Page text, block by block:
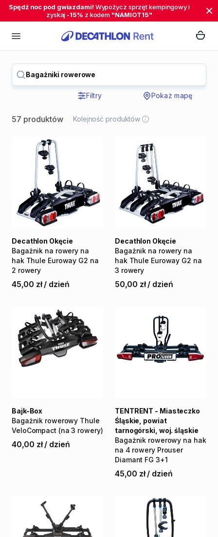
Spędź noc pod gwiazdami! Wypożycz sprzęt kempingowy i
zyskaj -15% z kodem "NAMIOT15"
Bagażniki rowerowe
Filtry Pokaż mapę
57 produktów Kolejność produktów
Bagażnik na rowery na
hak Thule Euroway G2 na
2 rowery
Decathlon Okęcie
45,00 zł / dzień
Bagażnik na rowery na
hak Thule Euroway G2 na
3 rowery
Decathlon Okęcie
50,00 zł / dzień
Bagażnik rowerowy Thule
VeloCompact (na 3 rowery)
Bajk-Box
40,00 zł / dzień Bagażnik rowerowy na hak
na 4 rowery Prouser
Diamant FG 3+1
TENTRENT - Miasteczko
Śląskie, powiat
tarnogórski, woj. śląskie
45,00 zł / dzień